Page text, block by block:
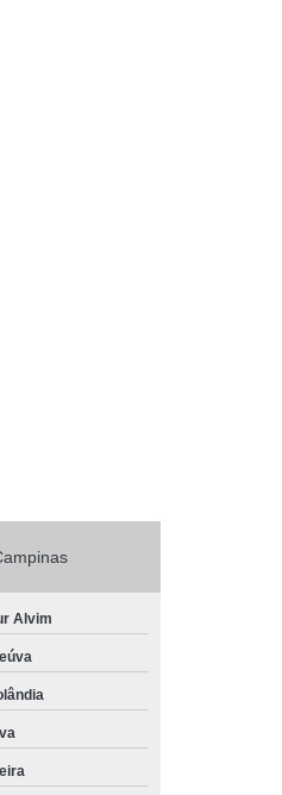
rolo preço Jacareí
Alvim